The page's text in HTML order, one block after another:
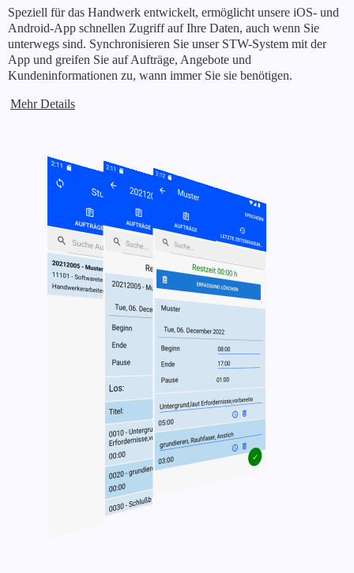
Speziell für das Handwerk entwickelt, ermöglicht unsere iOS- und
Android-App schnellen Zugriff auf Ihre Daten, auch wenn Sie
unterwegs sind. Synchronisieren Sie unser STW-System mit der
App und greifen Sie auf Aufträge, Angebote und
Kundeninformationen zu, wann immer Sie sie benötigen.
Mehr Details